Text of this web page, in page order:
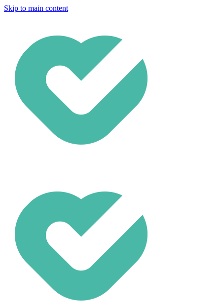
Skip to main content